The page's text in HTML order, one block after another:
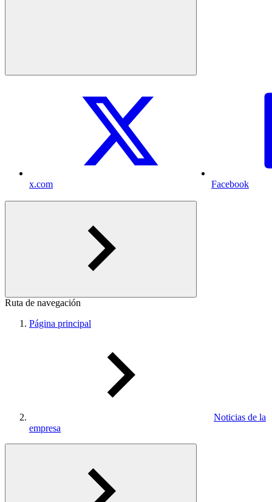
x.com Facebook
Ruta de navegación
Página principal
Noticias de la
empresa